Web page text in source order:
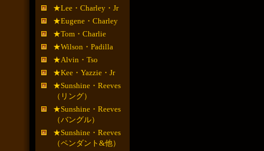
★Lee・Charley・Jr
★Eugene・Charley
★Tom・Charlie
★Wilson・Padilla
★Alvin・Tso
★Kee・Yazzie・Jr
★Sunshine・Reeves
（リング）
★Sunshine・Reeves
（バングル）
★Sunshine・Reeves
（ペンダント&他）